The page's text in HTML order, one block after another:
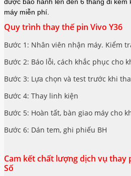
máy miễn phí.
Quy trình thay thế pin Vivo Y36
Bước 1: Nhân viên nhận máy. Kiểm
Bước 2: Báo lỗi, cách khắc phục cho
Bước 3: Lựa chọn và test trước khi
Bước 4: Thay linh kiện
Bước 5: Hoàn tất, bàn giao máy cho
Bước 6: Dán tem, ghi phiếu BH
Cam kết chất lượng dịch vụ thay
Số